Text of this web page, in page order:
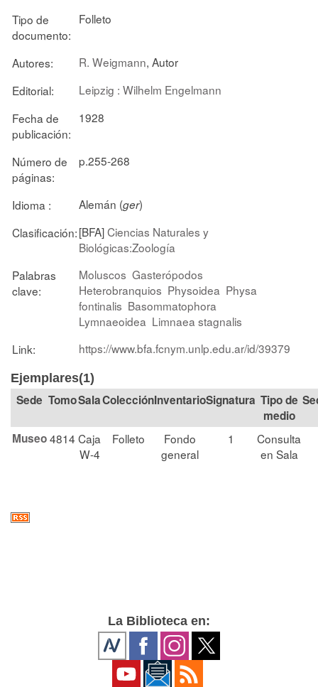
Tipo de
documento:
Folleto
Autores: R. Weigmann, Autor
Editorial:
Leipzig : Wilhelm Engelmann
Fecha de
publicación:
1928
Número de
páginas:
p.255-268
Idioma : Alemán (ger)
Clasificación:[BFA]Ciencias Naturales y
Biológicas:Zoología
Palabras
clave:
Moluscos Gasterópodos
Heterobranquios Physoidea Physa
fontinalis Basommatophora
Lymnaeoidea Limnaea stagnalis
Link:
https://www.bfa.fcnym.unlp.edu.ar/id/39379
Ejemplares(1)
TomoSalaColección Signatura Tipo de
medio
Museo4814 Caja
W-4
Folleto
Fondo
general
1
Consulta
en Sala
La Biblioteca en: